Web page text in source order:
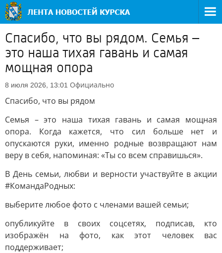
Спасибо, что вы рядом. Семья –
это наша тихая гавань и самая
мощная опора
8 июля 2026, 13:01 Официально
Спасибо, что вы рядом
Семья – это наша тихая гавань и самая мощная
опора. Когда кажется, что сил больше нет и
опускаются руки, именно родные возвращают нам
веру в себя, напоминая: «Ты со всем справишься».
В День семьи, любви и верности участвуйте в акции
#КомандаРодных:
выберите любое фото с членами вашей семьи;
опубликуйте в своих соцсетях, подписав, кто
изображён на фото, как этот человек вас
поддерживает;